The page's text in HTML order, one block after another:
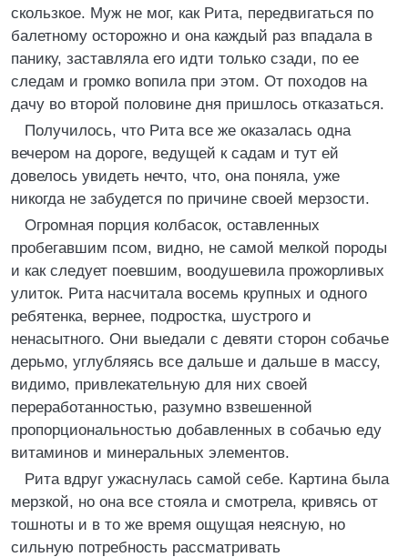
скользкое. Муж не мог, как Рита, передвигаться по
балетному осторожно и она каждый раз впадала в
панику, заставляла его идти только сзади, по ее
следам и громко вопила при этом. От походов на
дачу во второй половине дня пришлось отказаться.
Получилось, что Рита все же оказалась одна
вечером на дороге, ведущей к садам и тут ей
довелось увидеть нечто, что, она поняла, уже
никогда не забудется по причине своей мерзости.
Огромная порция колбасок, оставленных
пробегавшим псом, видно, не самой мелкой породы
и как следует поевшим, воодушевила прожорливых
улиток. Рита насчитала восемь крупных и одного
ребятенка, вернее, подростка, шустрого и
ненасытного. Они выедали с девяти сторон собачье
дерьмо, углубляясь все дальше и дальше в массу,
видимо, привлекательную для них своей
переработанностью, разумно взвешенной
пропорциональностью добавленных в собачью еду
витаминов и минеральных элементов.
Рита вдруг ужаснулась самой себе. Картина была
мерзкой, но она все стояла и смотрела, кривясь от
тошноты и в то же время ощущая неясную, но
сильную потребность рассматривать